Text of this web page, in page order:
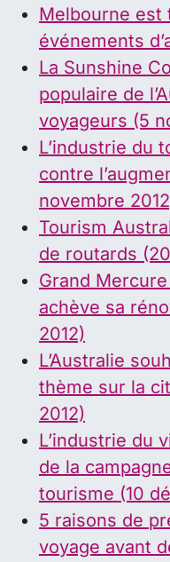
Melbourne est
événements
La Sunshine
populaire de
voyageurs (5
L’industrie du
contre
novembre
Tourism
de routards
Grand
achève sa
2012)
L’Australie
thème sur la
2012)
L’industrie du
de la
tourisme (10
5 raisons de
voyage avant